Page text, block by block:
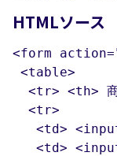
HTMLソース
<form
<table>
<tr> <th>
  <tr>
<td>
<td>